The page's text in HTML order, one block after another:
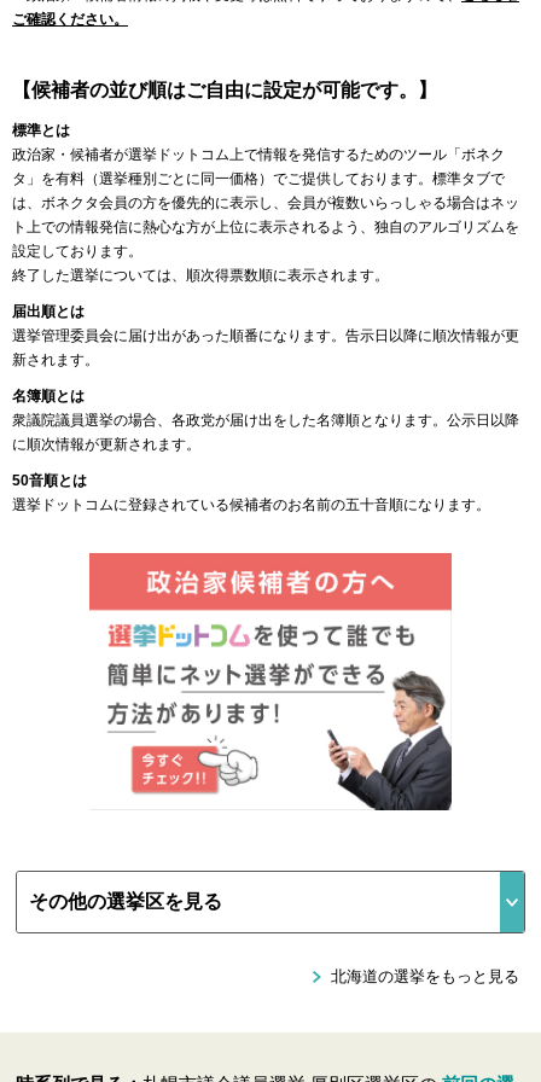
ご確認ください。
【候補者の並び順はご自由に設定が可能です。】
標準とは
政治家・候補者が選挙ドットコム上で情報を発信するためのツール「ボネク
タ」を有料（選挙種別ごとに同一価格）でご提供しております。標準タブで
は、ボネクタ会員の方を優先的に表示し、会員が複数いらっしゃる場合はネッ
ト上での情報発信に熱心な方が上位に表示されるよう、独自のアルゴリズムを
設定しております。
終了した選挙については、順次得票数順に表示されます。
届出順とは
選挙管理委員会に届け出があった順番になります。告示日以降に順次情報が更
新されます。
名簿順とは
衆議院議員選挙の場合、各政党が届け出をした名簿順となります。公示日以降
に順次情報が更新されます。
50音順とは
選挙ドットコムに登録されている候補者のお名前の五十音順になります。
北海道の選挙をもっと見る